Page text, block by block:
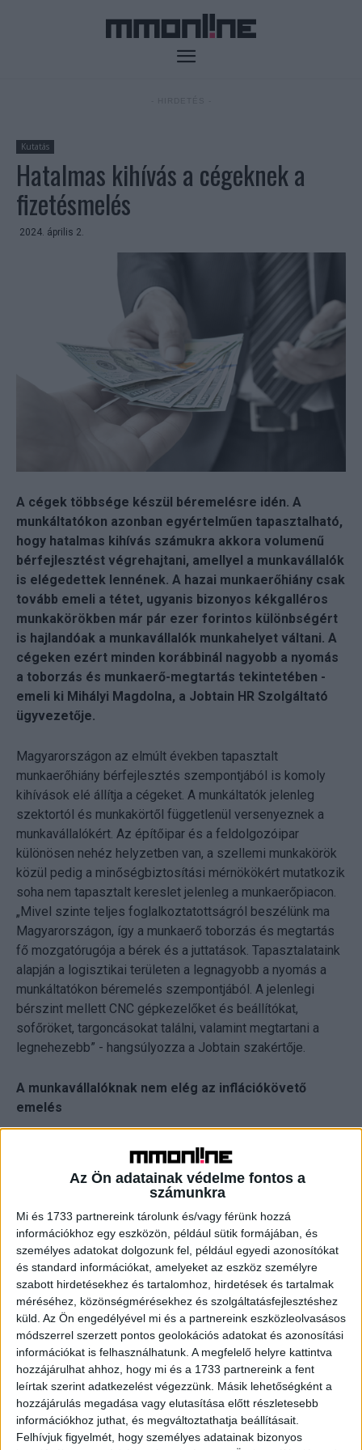
Az Ön adatainak védelme fontos a
számunkra
Mi és 1733 partnereink tárolunk és/vagy férünk hozzá
információkhoz egy eszközön, például sütik formájában, és
személyes adatokat dolgozunk fel, például egyedi azonosítókat
és standard információkat, amelyeket az eszköz személyre
szabott hirdetésekhez és tartalomhoz, hirdetések és tartalmak
méréséhez, közönségmérésekhez és szolgáltatásfejlesztéshez
küld. Az Ön engedélyével mi és a partnereink eszközleolvasásos
módszerrel szerzett pontos geolokációs adatokat és azonosítási
információkat is felhasználhatunk. A megfelelő helyre kattintva
hozzájárulhat ahhoz, hogy mi és a 1733 partnereink a fent
leírtak szerint adatkezelést végezzünk. Másik lehetőségként a
hozzájárulás megadása vagy elutasítása előtt részletesebb
információkhoz juthat, és megváltoztathatja beállításait.
Felhívjuk figyelmét, hogy személyes adatainak bizonyos
Kutatás
Hatalmas kihívás a cégeknek a
fizetésmelés
2024. április 2.
A cégek többsége készül béremelésre idén. A
munkáltatókon azonban egyértelműen tapasztalható,
hogy hatalmas kihívás számukra akkora volumenű
bérfejlesztést végrehajtani, amellyel a munkavállalók
is elégedettek lennének. A hazai munkaerőhiány csak
tovább emeli a tétet, ugyanis bizonyos kékgalléros
munkakörökben már pár ezer forintos különbségért
is hajlandóak a munkavállalók munkahelyet váltani. A
cégeken ezért minden korábbinál nagyobb a nyomás
a toborzás és munkaerő-megtartás tekintetében -
emeli ki Mihályi Magdolna, a Jobtain HR Szolgáltató
ügyvezetője.
Magyarországon az elmúlt években tapasztalt
munkaerőhiány bérfejlesztés szempontjából is komoly
kihívások elé állítja a cégeket. A munkáltatók jelenleg
szektortól és munkakörtől függetlenül versenyeznek a
munkavállalókért. Az építőipar és a feldolgozóipar
különösen nehéz helyzetben van, a szellemi munkakörök
közül pedig a minőségbiztosítási mérnökökért mutatkozik
soha nem tapasztalt kereslet jelenleg a munkaerőpiacon.
„Mivel szinte teljes foglalkoztatottságról beszélünk ma
Magyarországon, így a munkaerő toborzás és megtartás
fő mozgatórugója a bérek és a juttatások. Tapasztalataink
alapján a logisztikai területen a legnagyobb a nyomás a
munkáltatókon béremelés szempontjából. A jelenlegi
bérszint mellett CNC gépkezelőket és beállítókat,
sofőröket, targoncásokat találni, valamint megtartani a
legnehezebb” - hangsúlyozza a Jobtain szakértője.
A munkavállalóknak nem elég az inflációkövető
emelés
Bár a vállalatok számára is kihívás a jelen gazdasági
környezetben a béremelés, a cégek többsége tisztában
van azzal, hogy a munkavállalók több mint fele a
„Becsléseink szerint tízből körülbelül hét cég az infláció
miatti béremelést tartja a legnagyobb üzleti kihívásnak
idén. A munkáltatók általában az adott évi inflációhoz
igazítják az emelést, vagy az előző évit kompenzálják. A
munkavállalók azonban természetesen az infláció
mértékét meghaladó béremelést várnak, hogy minimum 1-
2 százalékos reálbérnövekedést érjenek el” – mondja
Mihályi Magdolna. Hozzáteszi: A munkaerő-megtartás
érdekében ezért tízből kilenc cég 2023-ban is emelte a
béreket. Partnereink körében átlagosan mintegy 12-15
százalék mértékben nőttek az ilyen jellegű személyi
kiadások. Ennél kiugróbb mértékű tömeges bérfejlesztést